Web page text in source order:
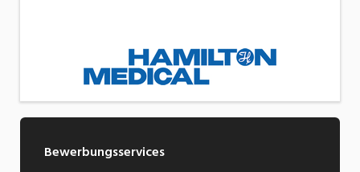
Bewerbungsservices